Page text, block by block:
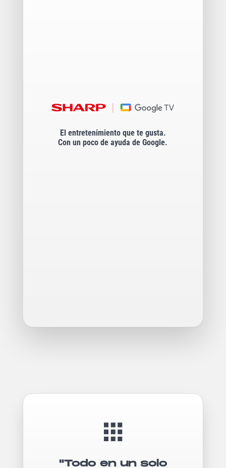
El entretenimiento que te gusta.
Con un poco de ayuda de Google.
"Todo en un solo